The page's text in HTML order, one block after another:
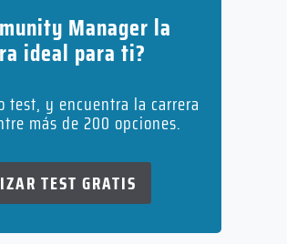
Manager la
ideal para ti?
test, y encuentra la carrera
más de 200 opciones.
TEST GRATIS